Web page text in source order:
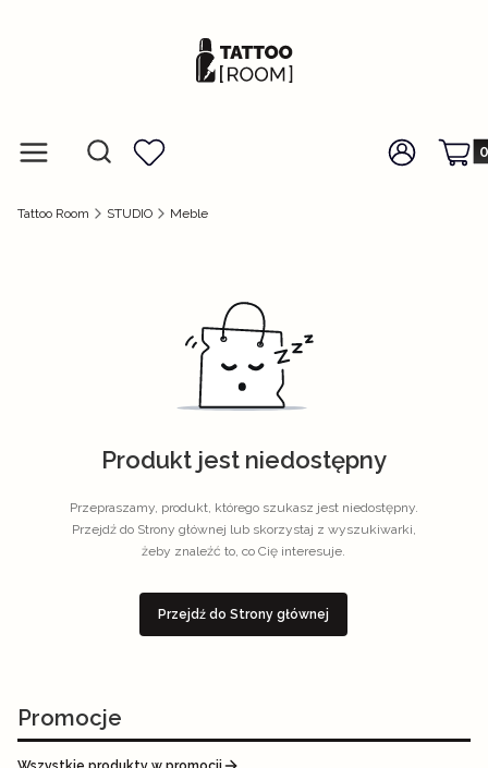
Menu Otwórz wyszukiwarkę
Szukaj Ulubione Zaloguj się
Tattoo Room STUDIO Meble
Produkt jest niedostępny
Przepraszamy, produkt, którego szukasz jest niedostępny.
Przejdź do Strony głównej lub skorzystaj z wyszukiwarki,
żeby znaleźć to, co Cię interesuje.
Przejdź do Strony głównej
Promocje